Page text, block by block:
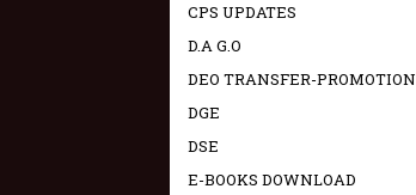
CPS UPDATES
D.A G.O
DEO TRANSFER-PROMOTION
DGE
DSE
E-BOOKS DOWNLOAD